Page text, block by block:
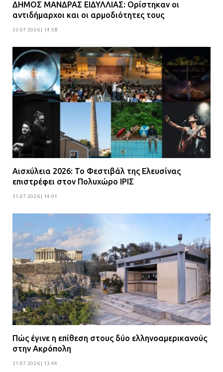
ΔΗΜΟΣ ΜΑΝΔΡΑΣ ΕΙΔΥΛΛΙΑΣ: Ορίστηκαν οι
αντιδήμαρχοι και οι αρμοδιότητες τους
23.07.2026 | 14:58
Αισχύλεια 2026: Το Φεστιβάλ της Ελευσίνας
επιστρέφει στον Πολυχώρο ΙΡΙΣ
21.07.2026 | 14:01
Πώς έγινε η επίθεση στους δύο ελληνοαμερικανούς
στην Ακρόπολη
21.07.2026 | 13:44